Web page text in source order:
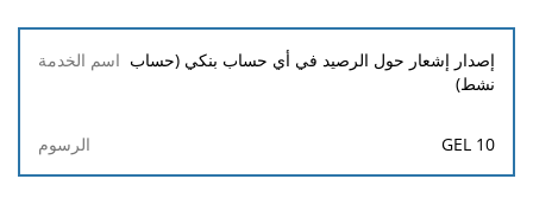
اسم
الخدمة
الرسوم
إصدار إشعار حول الرصيد في أي حساب بنكي (حساب
نشط)
10 GEL